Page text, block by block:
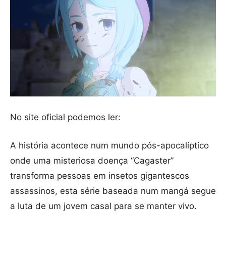
No site oficial podemos ler:
A história acontece num mundo pós-apocalíptico
onde uma misteriosa doença “Cagaster”
transforma pessoas em insetos gigantescos
assassinos, esta série baseada num mangá segue
a luta de um jovem casal para se manter vivo.